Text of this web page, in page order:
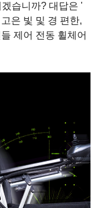
습니까? 대답은 '
은 빛 및 경 편한,
제어 전동 휠체어